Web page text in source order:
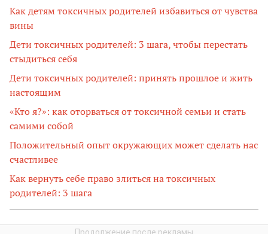
Как детям токсичных родителей избавиться от чувства
вины
Дети токсичных родителей: 3 шага, чтобы перестать
стыдиться себя
Дети токсичных родителей: принять прошлое и жить
настоящим
«Кто я?»: как оторваться от токсичной семьи и стать
самими собой
Положительный опыт окружающих может сделать нас
счастливее
Как вернуть себе право злиться на токсичных
родителей: 3 шага